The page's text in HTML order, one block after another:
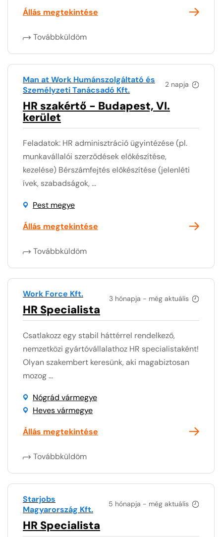
Állás megtekintése
Továbbküldöm
2 napja
Man at Work Humánszolgáltató és
Személyzeti Tanácsadó Kft.
HR szakértő - Budapest, VI.
kerület
Feladatok: HR adminisztráció ügyintézése (pl.
munkavállalói szerződések előkészítése,
kezelése) Bérszámfejtés előkészítése (jelenléti
ívek, szabadságok, ...
Pest megye
Állás megtekintése
Továbbküldöm
3 hónapja - még aktuális
Work Force Kft.
HR Specialista
Csatlakozz egy stabil háttérrel rendelkező,
nemzetközi gyártóvállalathoz HR specialistaként!
Olyan szakembert keresünk, aki magabiztosan
mozog ...
Nógrád vármegye
Heves vármegye
Állás megtekintése
Továbbküldöm
5 hónapja - még aktuális
Starjobs
Magyarország Kft.
HR Specialista